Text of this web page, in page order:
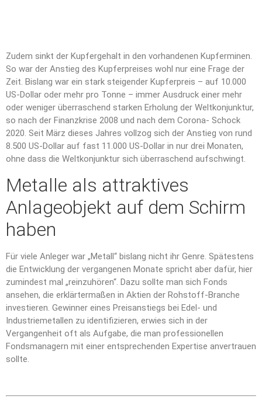
Zudem sinkt der Kupfergehalt in den vorhandenen Kupferminen.
So war der Anstieg des Kupferpreises wohl nur eine Frage der
Zeit. Bislang war ein stark steigender Kupferpreis – auf 10.000
US-Dollar oder mehr pro Tonne – immer Ausdruck einer mehr
oder weniger überraschend starken Erholung der Weltkonjunktur,
so nach der Finanzkrise 2008 und nach dem Corona- Schock
2020. Seit März dieses Jahres vollzog sich der Anstieg von rund
8.500 US-Dollar auf fast 11.000 US-Dollar in nur drei Monaten,
ohne dass die Weltkonjunktur sich überraschend aufschwingt.
Metalle als attraktives
Anlageobjekt auf dem Schirm
haben
Für viele Anleger war „Metall“ bislang nicht ihr Genre. Spätestens
die Entwicklung der vergangenen Monate spricht aber dafür, hier
zumindest mal „reinzuhören“. Dazu sollte man sich Fonds
ansehen, die erklärtermaßen in Aktien der Rohstoff-Branche
investieren. Gewinner eines Preisanstiegs bei Edel- und
Industriemetallen zu identifizieren, erwies sich in der
Vergangenheit oft als Aufgabe, die man professionellen
Fondsmanagern mit einer entsprechenden Expertise anvertrauen
sollte.